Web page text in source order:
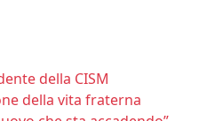
della CISM
della vita fraterna